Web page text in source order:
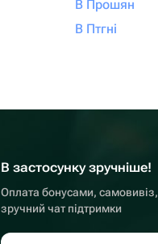
В Прошян
В Птгні
В застосунку зручніше!
Оплата бонусами, самовивіз,
зручний чат підтримки